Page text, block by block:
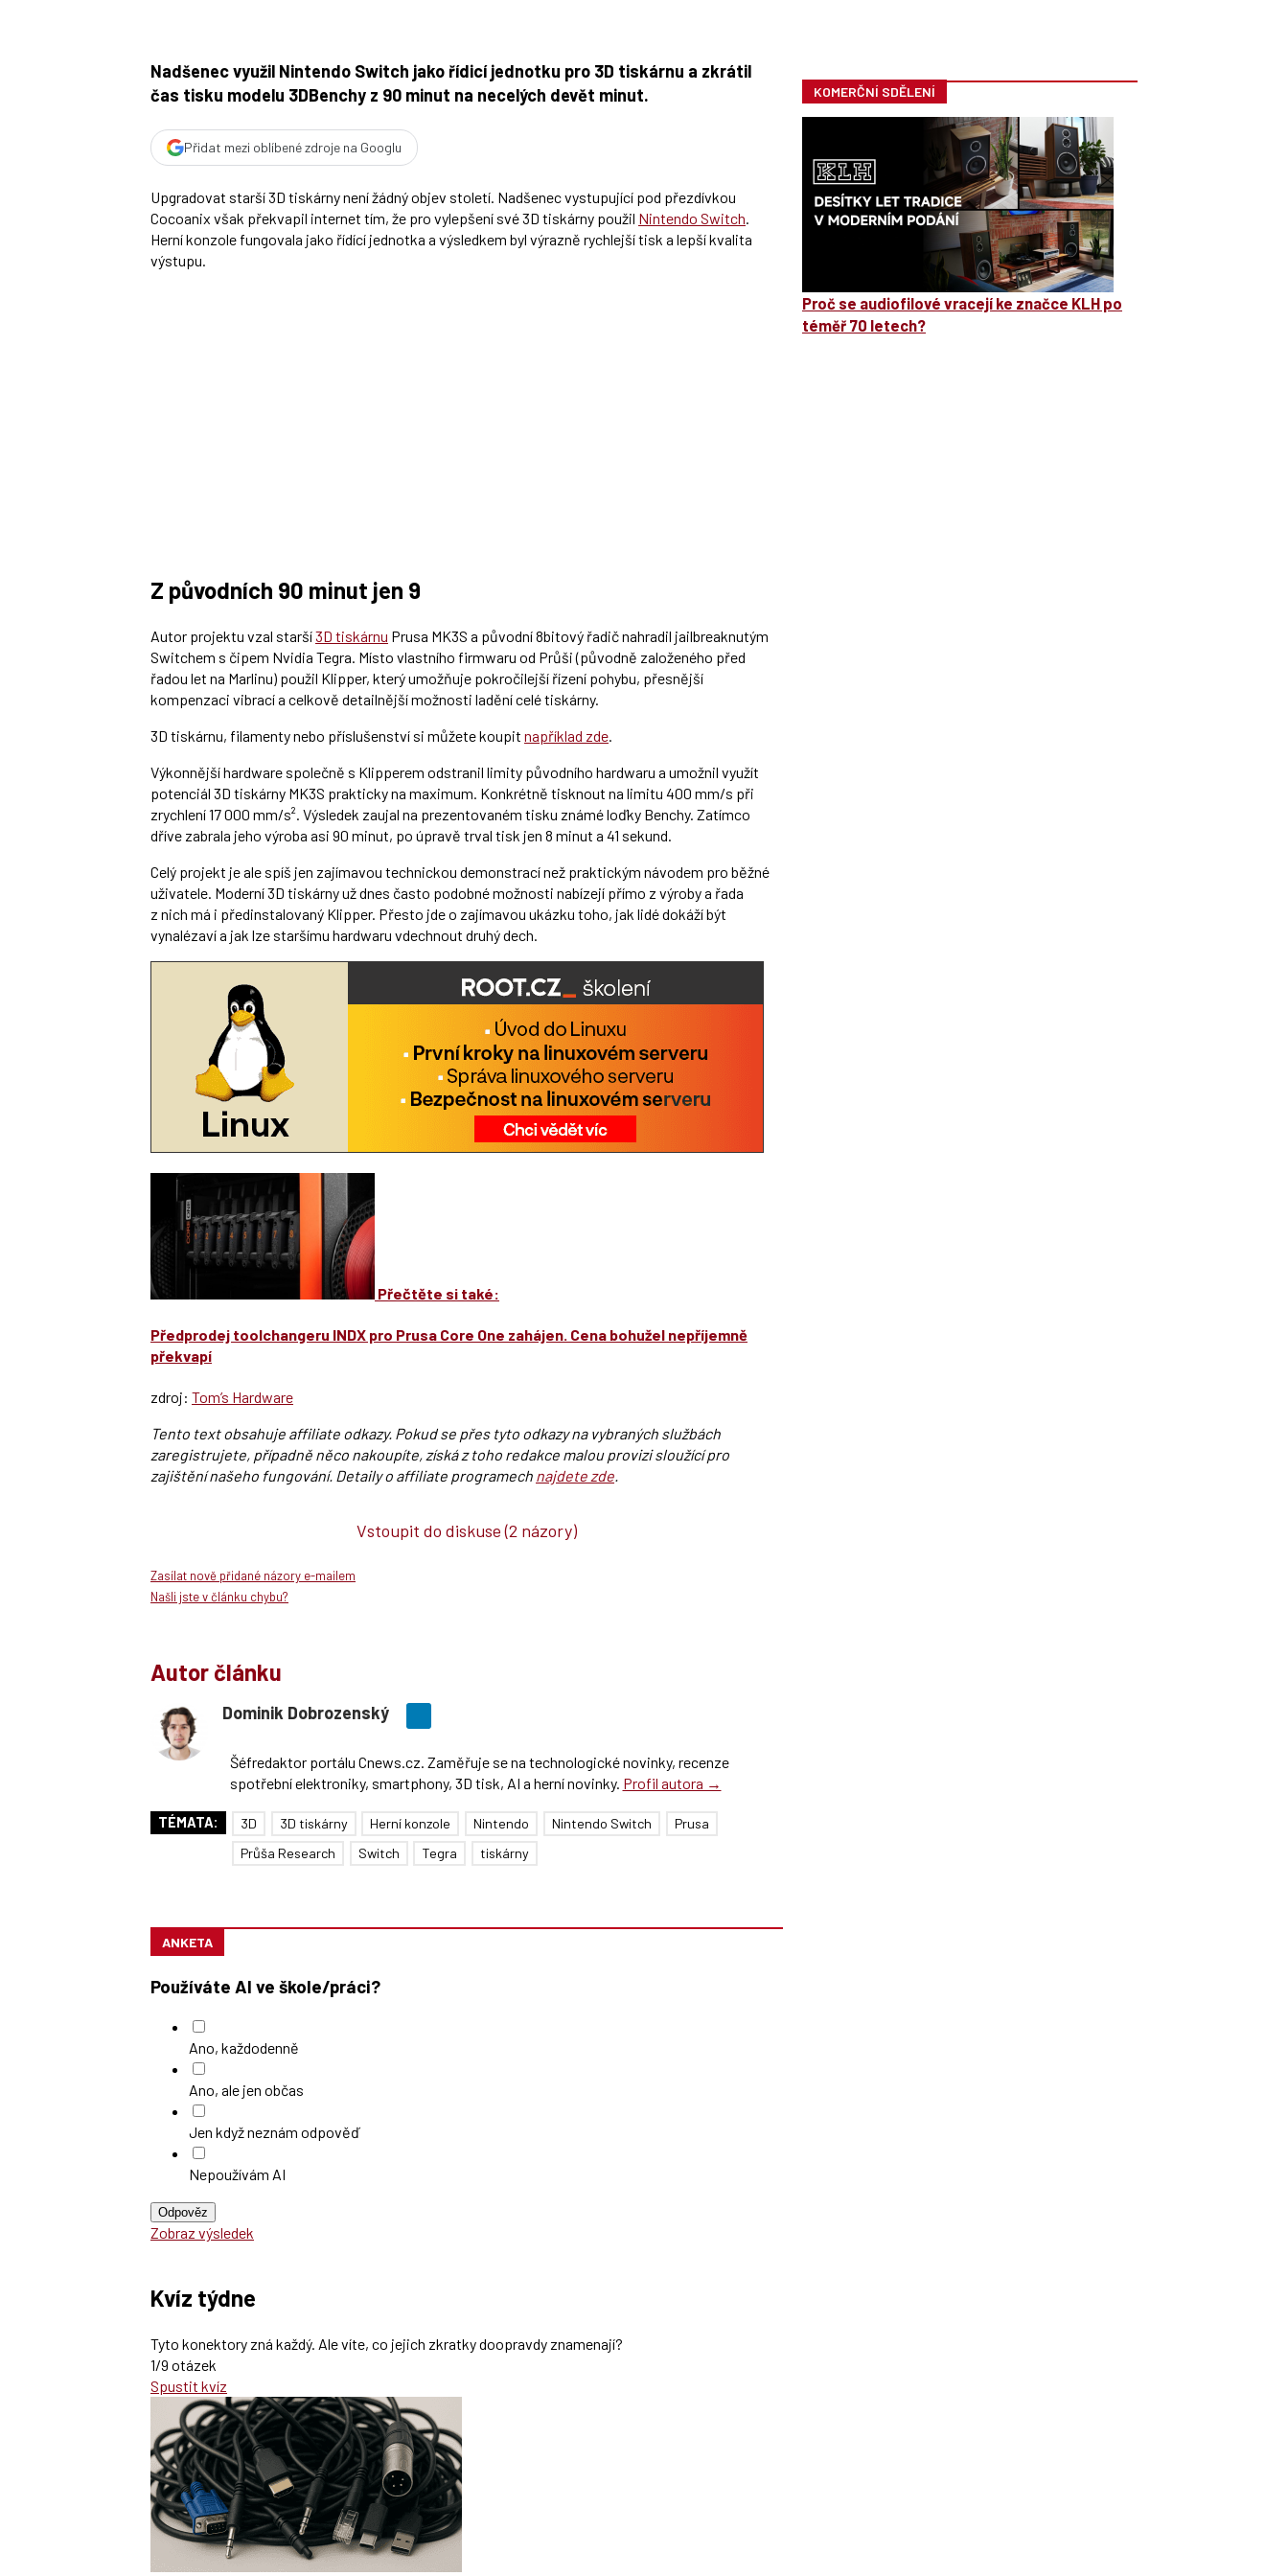
Nadšenec využil Nintendo Switch jako řídicí jednotku pro 3D tiskárnu a zkrátil
čas tisku modelu 3DBenchy z 90 minut na necelých devět minut.
Přidat mezi oblíbené zdroje na Googlu
Upgradovat starší 3D tiskárny není žádný objev století. Nadšenec vystupující pod přezdívkou
Cocoanix však překvapil internet tím, že pro vylepšení své 3D tiskárny použil Nintendo Switch.
Herní konzole fungovala jako řídící jednotka a výsledkem byl výrazně rychlejší tisk a lepší kvalita
výstupu.
Z původních 90 minut jen 9
Autor projektu vzal starší3D tiskárnu Prusa MK3S a původní 8bitový řadič nahradil jailbreaknutým
Switchem s čipem Nvidia Tegra. Místo vlastního firmwaru od Průši (původně založeného před
řadou let na Marlinu) použil Klipper, který umožňuje pokročilejší řízení pohybu, přesnější
kompenzaci vibrací a celkově detailnější možnosti ladění celé tiskárny.
3D tiskárnu, filamenty nebo příslušenství si můžete koupit například zde.
Výkonnější hardware společně s Klipperem odstranil limity původního hardwaru a umožnil využít
potenciál 3D tiskárny MK3S prakticky na maximum. Konkrétně tisknout na limitu 400 mm/s při
zrychlení 17 000 mm/s². Výsledek zaujal na prezentovaném tisku známé loďky Benchy. Zatímco
dříve zabrala jeho výroba asi 90 minut, po úpravě trval tisk jen 8 minut a 41 sekund.
Celý projekt je ale spíš jen zajímavou technickou demonstrací než praktickým návodem pro běžné
uživatele. Moderní 3D tiskárny už dnes často podobné možnosti nabízejí přímo z výroby a řada
z nich má i předinstalovaný Klipper. Přesto jde o zajímavou ukázku toho, jak lidé dokáží být
vynalézaví a jak lze staršímu hardwaru vdechnout druhý dech.
Přečtěte si také:
Předprodej toolchangeru INDX pro Prusa Core One zahájen. Cena bohužel nepříjemně
překvapí
zdroj: Tom’s Hardware
Tento text obsahuje affiliate odkazy. Pokud se přes tyto odkazy na vybraných službách
zaregistrujete, případně něco nakoupíte, získá z toho redakce malou provizi sloužící pro
zajištění našeho fungování. Detaily o affiliate programech najdete zde.
Vstoupit do diskuse(2 názory)
Zasílat nově přidané názory e-mailem
Našli jste v článku chybu?
Autor článku
Dominik Dobrozenský
Šéfredaktor portálu Cnews.cz. Zaměřuje se na technologické novinky, recenze
spotřební elektroniky, smartphony, 3D tisk, AI a herní novinky. Profil autora →
TÉMATA: 3D 3D tiskárny Herní konzole Nintendo Nintendo Switch
Prusa
Průša Research
Switch Tegra tiskárny
ANKETA
Používáte AI ve škole/práci?
Ano, každodenně
Ano, ale jen občas
Jen když neznám odpověď
Nepoužívám AI
Odpověz
Zobraz výsledek
Kvíz týdne
Tyto konektory zná každý. Ale víte, co jejich zkratky doopravdy znamenají?
1/9 otázek
Spustit kvíz
KOMERČNÍ SDĚLENÍ
Proč se audiofilové vracejí ke značce KLH po
téměř 70 letech?